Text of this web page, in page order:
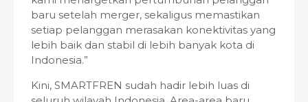
baru setelah merger, sekaligus memastikan
setiap pelanggan merasakan konektivitas yang
lebih baik dan stabil di lebih banyak kota di
Indonesia.”
Kini, SMARTFREN sudah hadir lebih luas di